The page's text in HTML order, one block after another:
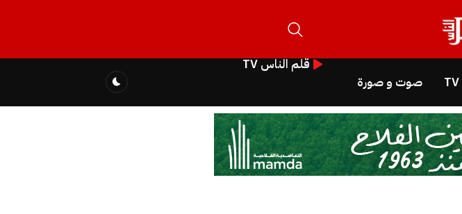
صوت و صورة
قلم الناس TV